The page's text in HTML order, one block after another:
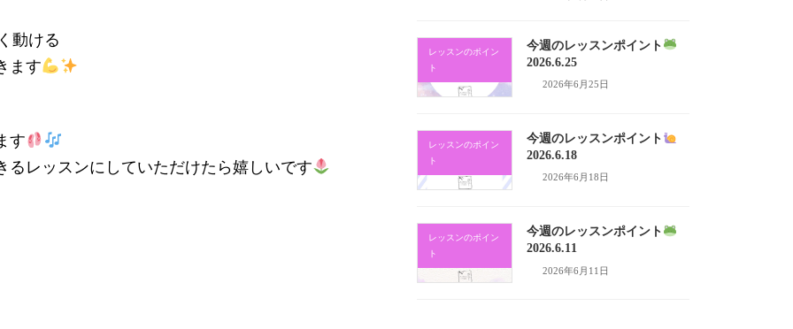
動ける
ます
す
レッスンにしていただけたら嬉しいです
レッスンのポイン
ト
今週のレッスンポイント
2026.6.25
2026年6月25日
レッスンのポイン
ト
今週のレッスンポイント
2026.6.18
2026年6月18日
レッスンのポイン
ト
今週のレッスンポイント
2026.6.11
2026年6月11日